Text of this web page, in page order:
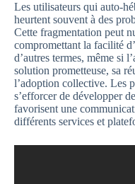
Les utilisateurs qui auto-
heurtent souvent à des
Cette fragmentation peut
compromettant la facilité
d’autres termes, même si
solution prometteuse, sa
l’adoption collective. Les
s’efforcer de développer
favorisent une
différents services et